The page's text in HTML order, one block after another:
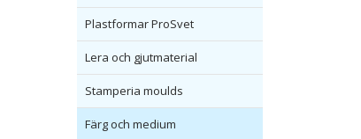
Plastformar ProSvet
Lera och gjutmaterial
Stamperia moulds
Färg och medium